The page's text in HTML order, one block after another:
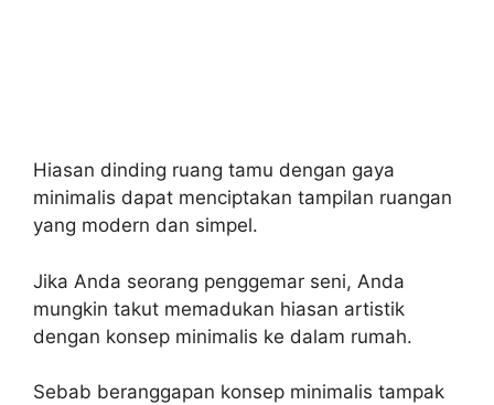
Hiasan dinding ruang tamu dengan gaya
minimalis dapat menciptakan tampilan ruangan
yang modern dan simpel.
Jika Anda seorang penggemar seni, Anda
mungkin takut memadukan hiasan artistik
dengan konsep minimalis ke dalam rumah.
Sebab beranggapan konsep minimalis tampak